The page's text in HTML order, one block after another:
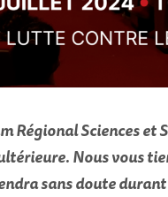
Régional Sciences
Nous vous
sans doute